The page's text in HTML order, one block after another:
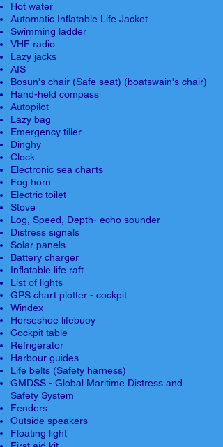
Hot water
Automatic Inflatable Life Jacket
Swimming ladder
VHF radio
Lazy jacks
AIS
Bosun's chair (Safe seat) (boatswain's chair)
Hand-held compass
Autopilot
Lazy bag
Emergency tiller
Dinghy
Clock
Electronic sea charts
Fog horn
Electric toilet
Stove
Log, Speed, Depth- echo sounder
Distress signals
Solar panels
Battery charger
Inflatable life raft
List of lights
GPS chart plotter - cockpit
Windex
Horseshoe lifebuoy
Cockpit table
Refrigerator
Harbour guides
Life belts (Safety harness)
GMDSS - Global Maritime Distress and
Safety System
Fenders
Outside speakers
Floating light